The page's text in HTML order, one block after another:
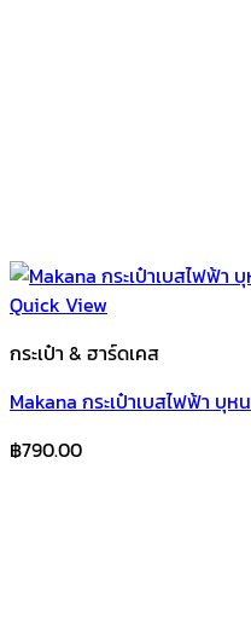
Quick View
กระเป๋า & ฮาร์ดเคส
Makana กระเป๋าเบสไฟฟ้า บุห
฿790.00